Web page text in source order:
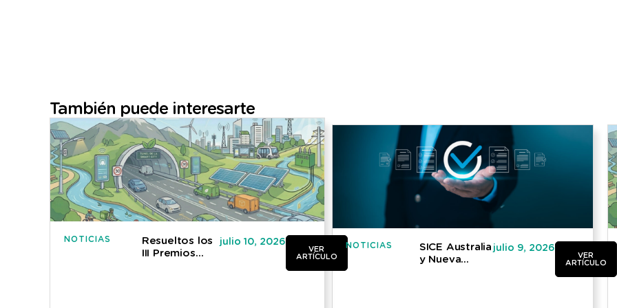
También puede interesarte
NOTICIAS
Resueltos los
III Premios
julio 10, 2026
VER
ARTÍCULO
NOTICIAS
SICE Australia
y Nueva
julio 9, 2026
VER
ARTÍCULO